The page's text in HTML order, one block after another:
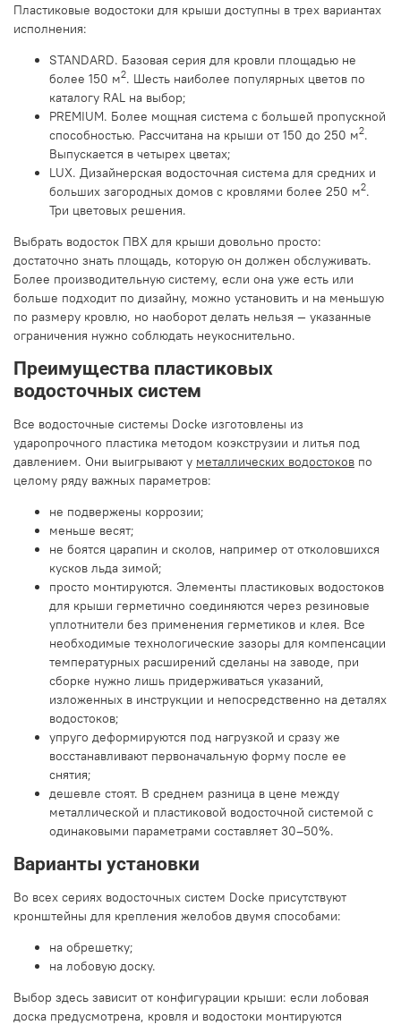
Пластиковые водостоки для крыши доступны в трех вариантах
исполнения:
STANDARD. Базовая серия для кровли площадью не
более 150 м2. Шесть наиболее популярных цветов по
каталогу RAL на выбор;
PREMIUM. Более мощная система с большей пропускной
способностью. Рассчитана на крыши от 150 до 250 м2.
Выпускается в четырех цветах;
LUX. Дизайнерская водосточная система для средних и
больших загородных домов с кровлями более 250 м2.
Три цветовых решения.
Выбрать водосток ПВХ для крыши довольно просто:
достаточно знать площадь, которую он должен обслуживать.
Более производительную систему, если она уже есть или
больше подходит по дизайну, можно установить и на меньшую
по размеру кровлю, но наоборот делать нельзя — указанные
ограничения нужно соблюдать неукоснительно.
Преимущества пластиковых
водосточных систем
Все водосточные системы Docke изготовлены из
ударопрочного пластика методом коэкструзии и литья под
давлением. Они выигрывают у металлических водостоков по
целому ряду важных параметров:
не подвержены коррозии;
меньше весят;
не боятся царапин и сколов, например от отколовшихся
кусков льда зимой;
просто монтируются. Элементы пластиковых водостоков
для крыши герметично соединяются через резиновые
уплотнители без применения герметиков и клея. Все
необходимые технологические зазоры для компенсации
температурных расширений сделаны на заводе, при
сборке нужно лишь придерживаться указаний,
изложенных в инструкции и непосредственно на деталях
водостоков;
упруго деформируются под нагрузкой и сразу же
восстанавливают первоначальную форму после ее
снятия;
дешевле стоят. В среднем разница в цене между
металлической и пластиковой водосточной системой с
одинаковыми параметрами составляет 30–50%.
Варианты установки
Во всех сериях водосточных систем Docke присутствуют
кронштейны для крепления желобов двумя способами:
на обрешетку;
на лобовую доску.
Выбор здесь зависит от конфигурации крыши: если лобовая
доска предусмотрена, кровля и водостоки монтируются